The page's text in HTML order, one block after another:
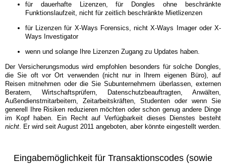
für dauerhafte Lizenzen, für Dongles ohne beschränkte
Funktionslaufzeit, nicht für zeitlich beschränkte Mietlizenzen
für Lizenzen für X-Ways Forensics, nicht X-Ways Imager oder X-
Ways Investigator
wenn und solange Ihre Lizenzen Zugang zu Updates haben.
Der Versicherungsmodus wird empfohlen besonders für solche Dongles,
die Sie oft vor Ort verwenden (nicht nur in Ihrem eigenen Büro), auf
Reisen mitnehmen oder die Sie Subunternehmern überlassen, externen
Beratern, Wirtschaftsprüfern, Datenschutzbeauftragten, Anwälten,
Außendienstmitarbeitern, Zeitarbeitskräften, Studenten oder wenn Sie
generell Ihre Risiken reduzieren möchten oder schon genug andere Dinge
im Kopf haben. Ein Recht auf Verfügbarkeit dieses Dienstes besteht
nicht. Er wird seit August 2011 angeboten, aber könnte eingestellt werden.
Eingabemöglichkeit für Transaktionscodes (sowie